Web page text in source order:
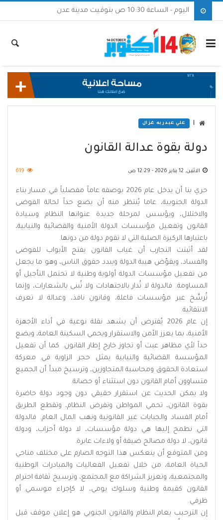
اليوم - الساعة 10:30 ص بتوقيت مدينة عدن
علي عبدربه غزال
دولة بقوة عدالة القانون
الاثنين, 12 يناير 2026 - 12:29 ص 619
حري بنا أن يدخل عام 2026 بوصفه عاماً مفصلياً في مسار بناء
الدولة الجنوبية، عاما يُنتظر منه أن يضع حداً لحالة الفوضى
والاختلال، ويؤسس لمرحلة جديدة عنوانها النظام وسيادة
القانون وتفعيل مؤسسات الدولة الأمنية والقضائية والنيابية،
باعتبارها الركيزة الصلبة التي لا تقوم دولة من دونها.
لقد أثبتت التجارب أن غياب القانون يفتح الأبواب للفوضى
والفساد، ويقوّض هيبة الدولة ويبدد حقوق الناس، وهو ما يجعل
من تفعيل مؤسسات الدولة أولوية وطنية لا تحتمل التأجيل أو
المساومة. فالدولة لا تُدار بالاجتهادات ولا تُبنى بالشعارات، وإنما
تُرسَّخ عبر مؤسسات فاعلة، وقانون نافذ، وعدالة لا تعرف
الانتقائية.
إن عام 2026 يُفترض أن يشهد نقلة نوعية في أداء الأجهزة
الأمنية، بما يعزز الأمن والاستقرار ويحمي السكينة العامة، ويضع
حداً لأي مظاهر عبث أو تجاوز خارج إطار القانون. كما أن تفعيل
المؤسسة القضائية والنيابية يمثل حجر الزاوية في معركة
استعادة الحقوق ومحاسبة المتجاوزين، وترسيخ مبدأ أن الجميع
متساوون أمام القانون دون استثناء أو حصانة.
ولا يمكن الحديث عن استقرار حقيقي دون وجود دولة حاضرة
بقوة القانون، تحمي المواطن وتفرض النظام، وتقطع الطريق
أمام الفساد والجبايات غير القانونية ونهب المال العام. فالدولة
التي نطمح إليها هي دولة مؤسسات، لا دولة أحزاب، ودولة
قانون، لا دولة مصالح ضيقة أو ولاءات عابرة.
ومن المتوقع أن ينعكس هذا التوجه الصارم على مختلف مناحي
الحياة العامة، من خلال تفعيل الفعاليات والمبادرات الوطنية
والمجتمعية، وتعزيز الشراكة مع المجتمع، وترسيخ ثقافة احترام
القانون كقيمة وطنية وسلوك يومي، لا كإجراء موسمي أو
ظرفي.
إن الترحيب بعام النظام والقانون الجنوبي هو إعلان موقف قبل